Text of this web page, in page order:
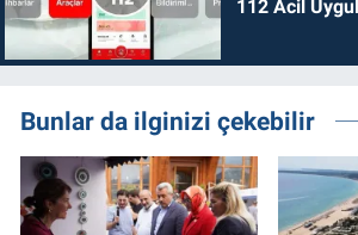
112 Acil
Bunlar da ilginizi çekebilir